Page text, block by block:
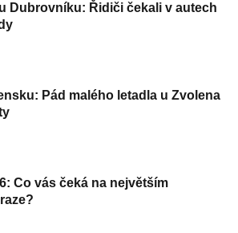
Dubrovníku: Řidiči čekali v autech
Pád malého letadla u Zvolena
Co vás čeká na největším